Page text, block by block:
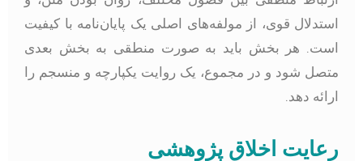
استدلال قوی، از مولفه‌های اصلی یک پایان‌نامه با کیفیت
است. هر بخش باید به صورت منطقی به بخش بعدی
متصل شود و در مجموع، یک روایت یکپارچه و منسجم را
ارائه دهد.
رعایت اخلاق پژوهشی